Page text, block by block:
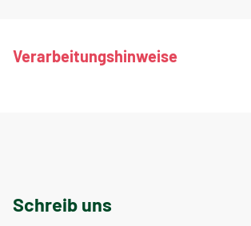
Verarbeitungshinweise
Schreib uns